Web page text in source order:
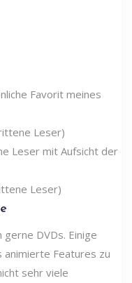
Favorit meines
Leser)
Leser mit Aufsicht der
Leser)
gerne DVDs. Einige
animierte Features zu
sehr viele